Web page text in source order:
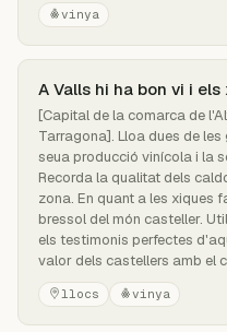
vinya
A Valls hi ha bon vi i
[Capital de la comarca de
Tarragona]. Lloa dues de
seua producció vinícola i la
Recorda la qualitat dels
zona. En quant a les xiques
bressol del món casteller.
els testimonis perfectes
valor dels castellers amb el
llocs vinya